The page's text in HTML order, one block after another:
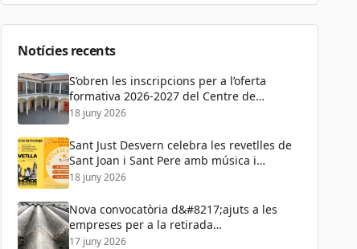
Dona
Notícies recents
S’obren les inscripcions per a l’oferta
formativa 2026-2027 del Centre de
Formació de Persones Adultes
18 juny 2026
Sant Just Desvern celebra les revetlles de
Sant Joan i Sant Pere amb música i
activitats per a tots els públics
18 juny 2026
Nova convocatòria d&#8217;ajuts a les
empreses per a la retirada
d&#8217;amiant
17 juny 2026